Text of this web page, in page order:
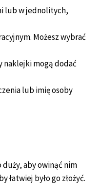
lub w jednolitych,
Możesz wybrać
naklejki mogą dodać
lub imię osoby
aby owinąć nim
było go złożyć.